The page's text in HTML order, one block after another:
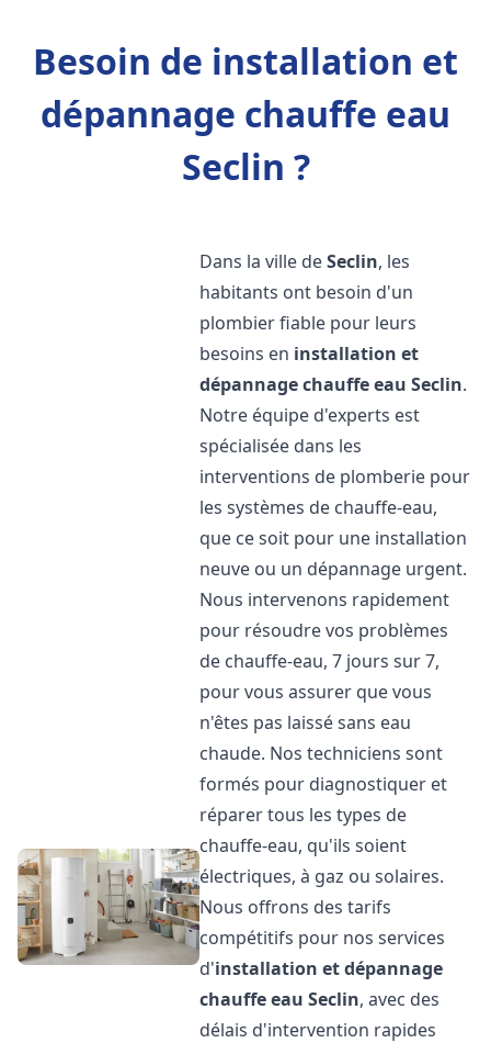
Besoin de installation et
dépannage chauffe eau
Seclin ?
Dans la ville deSeclin, les
habitants ont besoin d'un
plombier fiable pour leurs
besoins en installation et
dépannage chauffe eau Seclin.
Notre équipe d'experts est
spécialisée dans les
interventions de plomberie pour
les systèmes de chauffe-eau,
que ce soit pour une installation
neuve ou un dépannage urgent.
Nous intervenons rapidement
pour résoudre vos problèmes
de chauffe-eau, 7 jours sur 7,
pour vous assurer que vous
n'êtes pas laissé sans eau
chaude. Nos techniciens sont
formés pour diagnostiquer et
réparer tous les types de
chauffe-eau, qu'ils soient
électriques, à gaz ou solaires.
Nous offrons des tarifs
compétitifs pour nos services
d'installation et dépannage
chauffe eau Seclin, avec des
délais d'intervention rapides